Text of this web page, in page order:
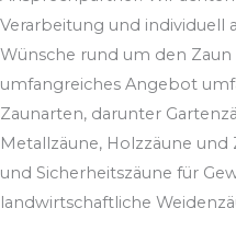
Verarbeitung und individuell
Wünsche rund um den Zaun
umfangreiches Angebot
Zaunarten, darunter
Metallzäune, Holzzäune
und Sicherheitszäune für
landwirtschaftliche